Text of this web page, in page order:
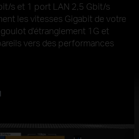
s et 1 port LAN 2,5 Gbit/s
les vitesses Gigabit de votre
d'étranglement 1G et
vers des performances